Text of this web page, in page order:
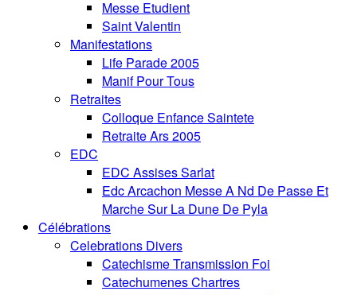
Messe Etudient
Saint Valentin
Manifestations
Life Parade 2005
Manif Pour Tous
Retraites
Colloque Enfance Saintete
Retraite Ars 2005
EDC
EDC Assises Sarlat
Edc Arcachon Messe A Nd De Passe Et
Marche Sur La Dune De Pyla
Célébrations
Celebrations Divers
Catechisme Transmission Foi
Catechumenes Chartres